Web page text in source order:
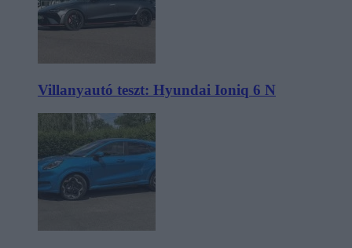
Villanyautó teszt: Hyundai Ioniq 6 N